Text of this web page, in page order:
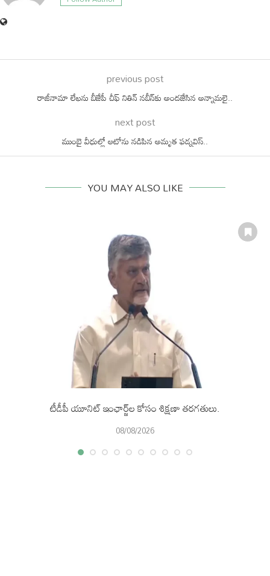
previous post
రాజీనామా లేఖను బీజేపీ చీఫ్ నితిన్ నబీన్⁬కు అందజేసిన అన్నామలై..
next post
ముంబై వీధుల్లో ఆటోను నడిపిన అమృత ఫడ్నవిస్..
YOU MAY ALSO LIKE
టీడీపీ యూనిట్ ఇంఛార్జ్‌ల కోసం శిక్షణా తరగతులు.
08/08/2026